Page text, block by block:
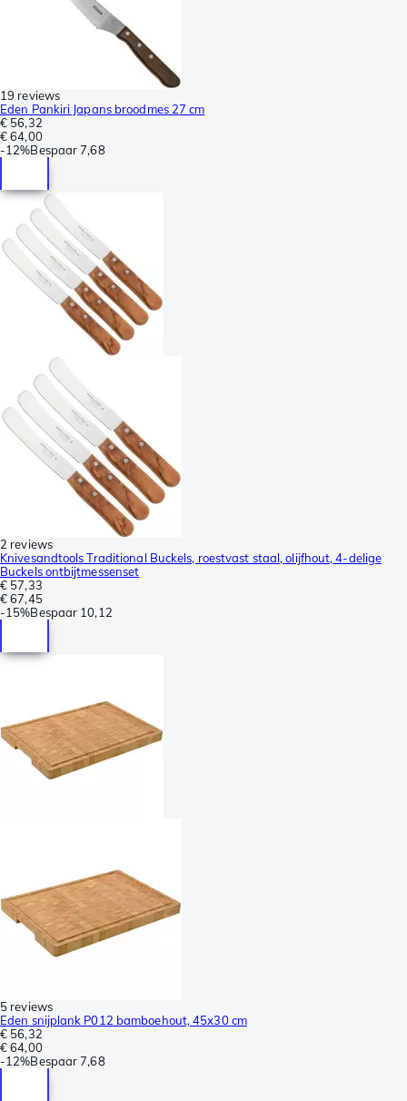
19 reviews
Eden Pankiri Japans broodmes 27 cm
€ 56,32
€ 64,00
-12%Bespaar 7,68
2 reviews
Knivesandtools Traditional Buckels, roestvast staal, olijfhout, 4-delige
Buckels ontbijtmessenset
€ 57,33
€ 67,45
-15%Bespaar 10,12
5 reviews
Eden snijplank P012 bamboehout, 45x30 cm
€ 56,32
€ 64,00
-12%Bespaar 7,68